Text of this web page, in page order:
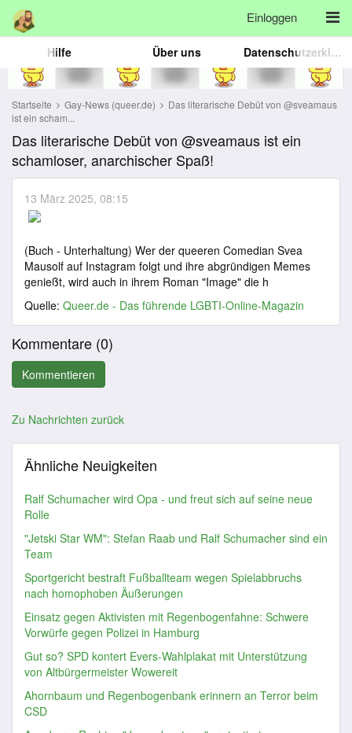
Einloggen
Hilfe Über uns Datenschutzerklärung
Startseite Gay-News (queer.de)
Das literarische Debüt von @sveamaus
ist ein scham...
Das literarische Debüt von @sveamaus ist ein
schamloser, anarchischer Spaß!
13 März 2025, 08:15
(Buch - Unterhaltung) Wer der queeren Comedian Svea
Mausolf auf Instagram folgt und ihre abgründigen Memes
genießt, wird auch in ihrem Roman "Image" die h
Quelle: Queer.de - Das führende LGBTI-Online-Magazin
Kommentare (0)
Zu Nachrichten zurück
Ähnliche Neuigkeiten
Ralf Schumacher wird Opa - und freut sich auf seine neue
Rolle
"Jetski Star WM": Stefan Raab und Ralf Schumacher sind ein
Team
Sportgericht bestraft Fußballteam wegen Spielabbruchs
nach homophoben Äußerungen
Einsatz gegen Aktivisten mit Regenbogenfahne: Schwere
Vorwürfe gegen Polizei in Hamburg
Gut so? SPD kontert Evers-Wahlplakat mit Unterstützung
von Altbürgermeister Wowereit
Ahornbaum und Regenbogenbank erinnern an Terror beim
CSD